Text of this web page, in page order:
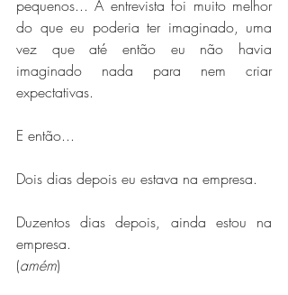
pequenos... A entrevista foi muito melhor
do que eu poderia ter imaginado, uma
vez que até então eu não havia
imaginado nada para nem criar
expectativas.
E então...
Dois dias depois eu estava na empresa.
Duzentos dias depois, ainda estou na
empresa.
(amém)